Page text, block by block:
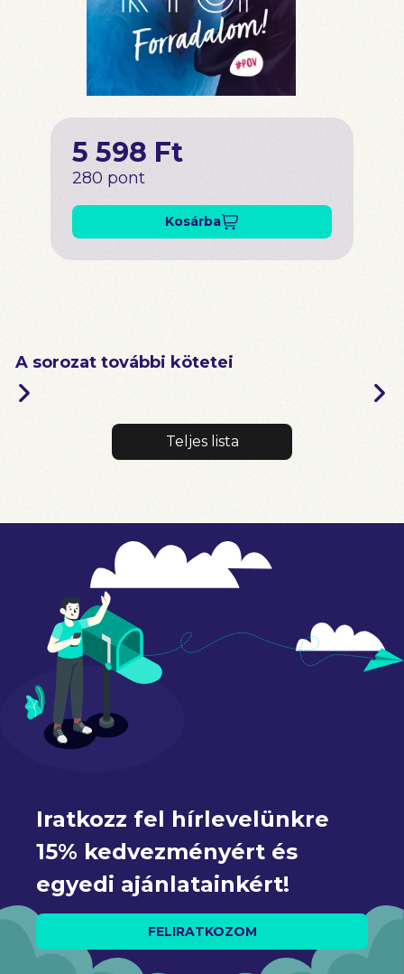
5 598 Ft
280 pont
Kosárba
A sorozat további kötetei
Teljes lista
Iratkozz fel hírlevelünkre
15% kedvezményért és
egyedi ajánlatainkért!
FELIRATKOZOM